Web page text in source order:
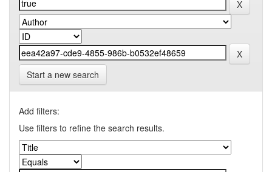
Start a new search
Add filters:
Use filters to refine the search results.